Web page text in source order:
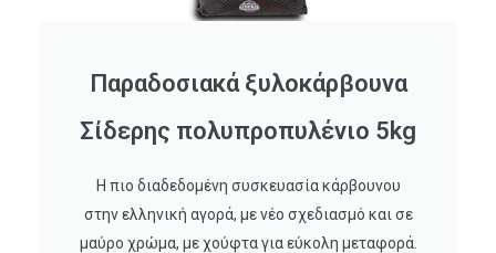
Παραδοσιακά ξυλοκάρβουνα
Σίδερης πολυπροπυλένιο 5kg
Η πιο διαδεδομένη συσκευασία κάρβουνου
στην ελληνική αγορά, με νέο σχεδιασμό και σε
μαύρο χρώμα, με χούφτα για εύκολη μεταφορά.